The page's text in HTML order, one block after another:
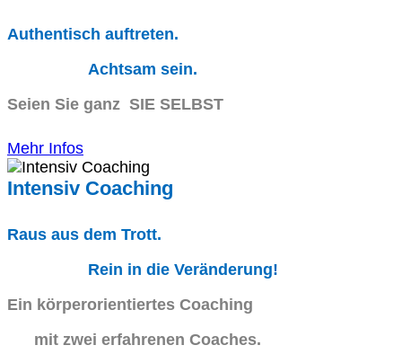
Authentisch auftreten.
Achtsam sein.
Seien Sie ganz SIE SELBST
Mehr Infos
Intensiv Coaching
Raus aus dem Trott.
Rein in die Veränderung!
Ein körperorientiertes Coaching
mit zwei erfahrenen Coaches.